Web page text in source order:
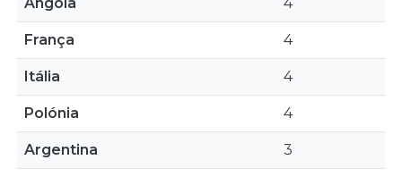
França 4
Itália 4
Polónia 4
Argentina 3